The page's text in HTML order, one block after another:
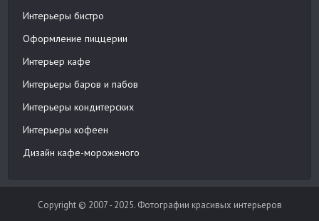
Интерьеры бистро
Оформление пиццерии
Интерьер кафе
Интерьеры баров и пабов
Интерьеры кондитерских
Интерьеры кофеен
Дизайн кафе-мороженого
Copyright © 2007 - 2025. Фотографии красивых интерьеров